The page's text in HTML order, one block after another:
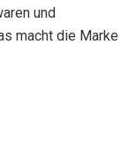
und
macht die Marke